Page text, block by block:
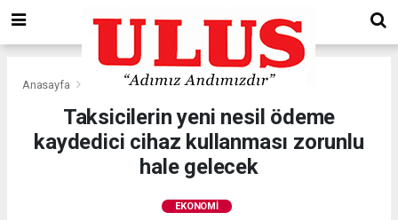
Anasayfa Ekonomi
Taksicilerin yeni nesil ödeme
kaydedici cihaz kullanması zorunlu
hale gelecek
EKONOMI